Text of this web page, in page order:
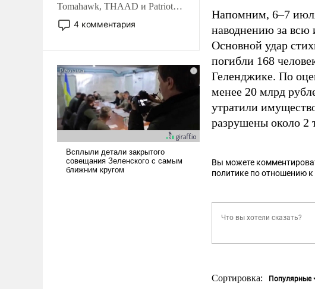
Tomahawk, THAAD и Patriot
США потребуется более трех
лет. Даже небольшая война с
Сложившаяся ситуация
означает многолетний период
уязвимости США, например,
перед Китаем.
4 комментария
Напомним, 6–7
наводнению за всю
Основной удар
погибли 168
Геленджике. По
менее 20 млрд
утратили
разрушены около 2
Вы можете
политике по отношению
Сортировка: